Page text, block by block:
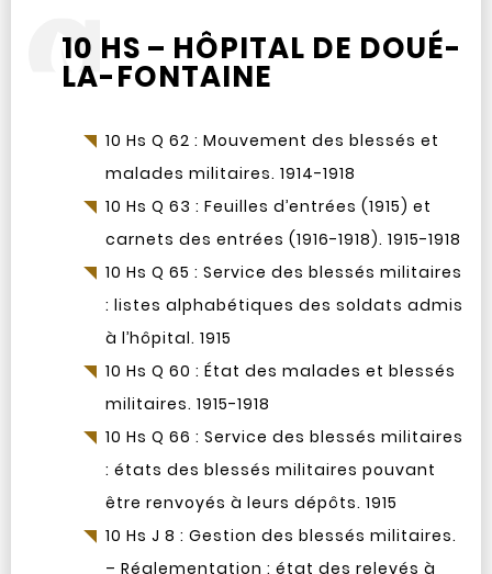
10 HS – HÔPITAL DE DOUÉ-
LA-FONTAINE
10 Hs Q 62 : Mouvement des blessés et
malades militaires. 1914-1918
10 Hs Q 63 : Feuilles d’entrées (1915) et
carnets des entrées (1916-1918). 1915-1918
10 Hs Q 65 : Service des blessés militaires
: listes alphabétiques des soldats admis
à l’hôpital. 1915
10 Hs Q 60 : État des malades et blessés
militaires. 1915-1918
10 Hs Q 66 : Service des blessés militaires
: états des blessés militaires pouvant
être renvoyés à leurs dépôts. 1915
10 Hs J 8 : Gestion des blessés militaires.
– Réglementation : état des relevés à